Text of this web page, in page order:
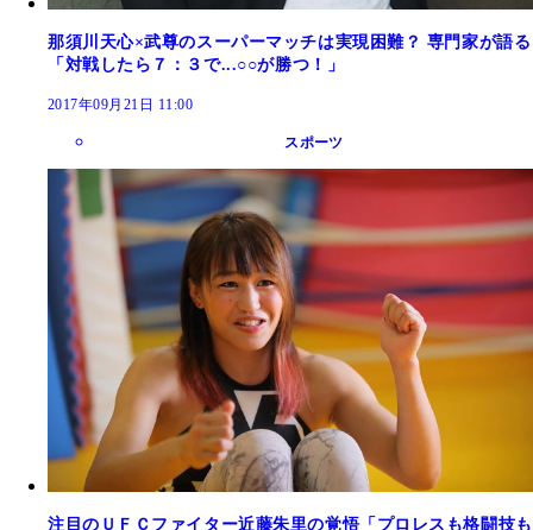
那須川天心×武尊のスーパーマッチは実現困難？ 専門家が語る
「対戦したら７：３で...○○が勝つ！」
2017年09月21日 11:00
スポーツ
注目のＵＦＣファイター近藤朱里の覚悟「プロレスも格闘技も